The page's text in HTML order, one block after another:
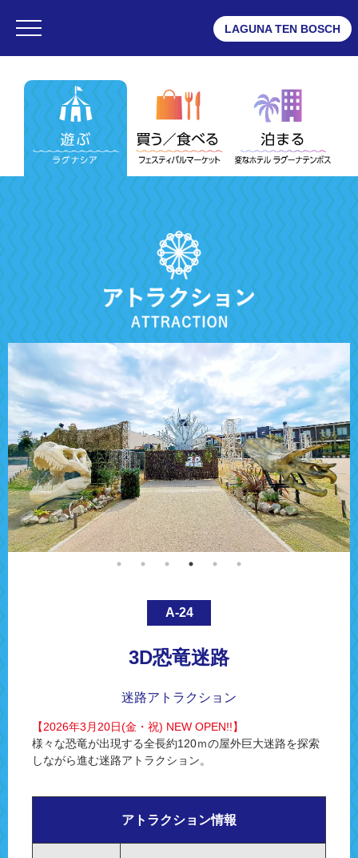
・フェスティバルマーケット
・変なホテル ラグーナテンボス
ラグナシア
・アトラクション
・エンターテイメントショー
・ショップ
・プール
・ゲストサービス
・よくある質問
・デジタルマップ
・団体予約
LAGUNA TEN BOSCH
A-24
3D恐竜迷路
迷路アトラクション
【2026年3月20日(金・祝) NEW OPEN!!】
様々な恐竜が出現する全長約120ｍの屋外巨大迷路を探索
しながら進む迷路アトラクション。
アトラクション情報